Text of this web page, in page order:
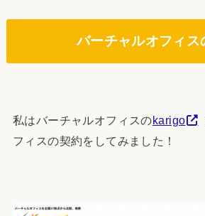
バーチャルオフィス
私はバーチャルオフィスのkarigo
フィスの契約をしてみました！